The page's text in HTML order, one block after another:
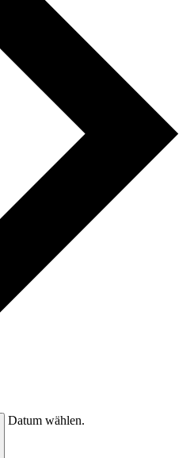
Datum wählen.